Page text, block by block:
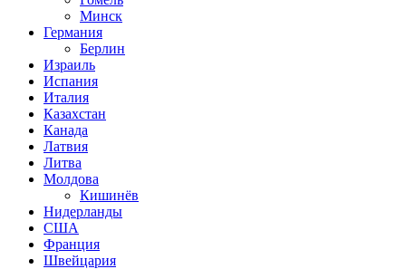
Минск
Германия
Берлин
Израиль
Испания
Италия
Казахстан
Канада
Латвия
Литва
Молдова
Кишинёв
Нидерланды
США
Франция
Швейцария